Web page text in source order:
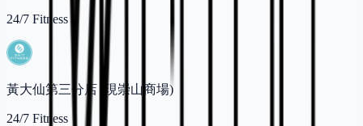
24/7 Fitness
黃大仙第三分店 (現崇山商場)
24/7 Fitness